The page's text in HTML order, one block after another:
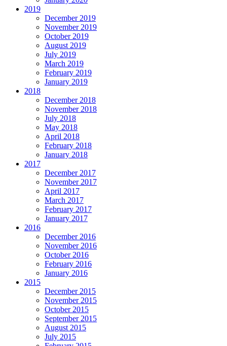
2019
December 2019
November 2019
October 2019
August 2019
July 2019
March 2019
February 2019
January 2019
2018
December 2018
November 2018
July 2018
May 2018
April 2018
February 2018
January 2018
2017
December 2017
November 2017
April 2017
March 2017
February 2017
January 2017
2016
December 2016
November 2016
October 2016
February 2016
January 2016
2015
December 2015
November 2015
October 2015
September 2015
August 2015
July 2015